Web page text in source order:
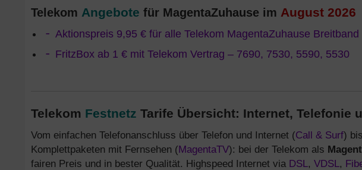
Telekom Angebote für MagentaZuhause im August 2026
Aktionspreis 9,95 € für alle Telekom MagentaZuhause Breitband
FritzBox ab 1 € mit Telekom Vertrag – 7690, 7530, 5590, 5530
Telekom Festnetz Tarife Übersicht: Internet, Telefonie
Vom einfachen Telefonanschluss über Telefon und Internet (Call & Surf)
Komplettpaketen mit Fernsehen (MagentaTV): bei der Telekom als
fairen Preis und in bester Qualität. Highspeed Internet via DSL, VDSL,